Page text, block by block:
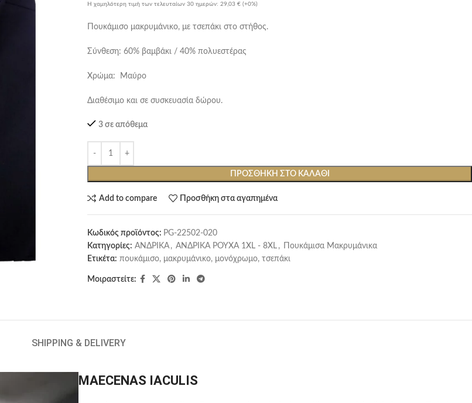
Η χαμηλότερη τιμή των τελευταίων 30 ημερών: 29,03 € (+0%)
Πουκάμισο μακρυμάνικο, με τσεπάκι στο στήθος.
Σύνθεση: 60% βαμβάκι / 40% πολυεστέρας
Χρώμα: Μαύρο
Διαθέσιμο και σε συσκευασία δώρου.
3 σε απόθεμα
ΠΡΟΣΘΉΚΗ ΣΤΟ ΚΑΛΆΘΙ
Add to compare Προσθήκη στα αγαπημένα
Κωδικός προϊόντος: PG-22502-020
Κατηγορίες: ΑΝΔΡΙΚΑ , ΑΝΔΡΙΚΑ ΡΟΥΧΑ 1XL - 8XL ,
Πουκάμισα Μακρυμάνικα
Ετικέτα: πουκάμισο, μακρυμάνικο, μονόχρωμο, τσεπάκι
Μοιραστείτε:
SHIPPING & DELIVERY
MAECENAS IACULIS